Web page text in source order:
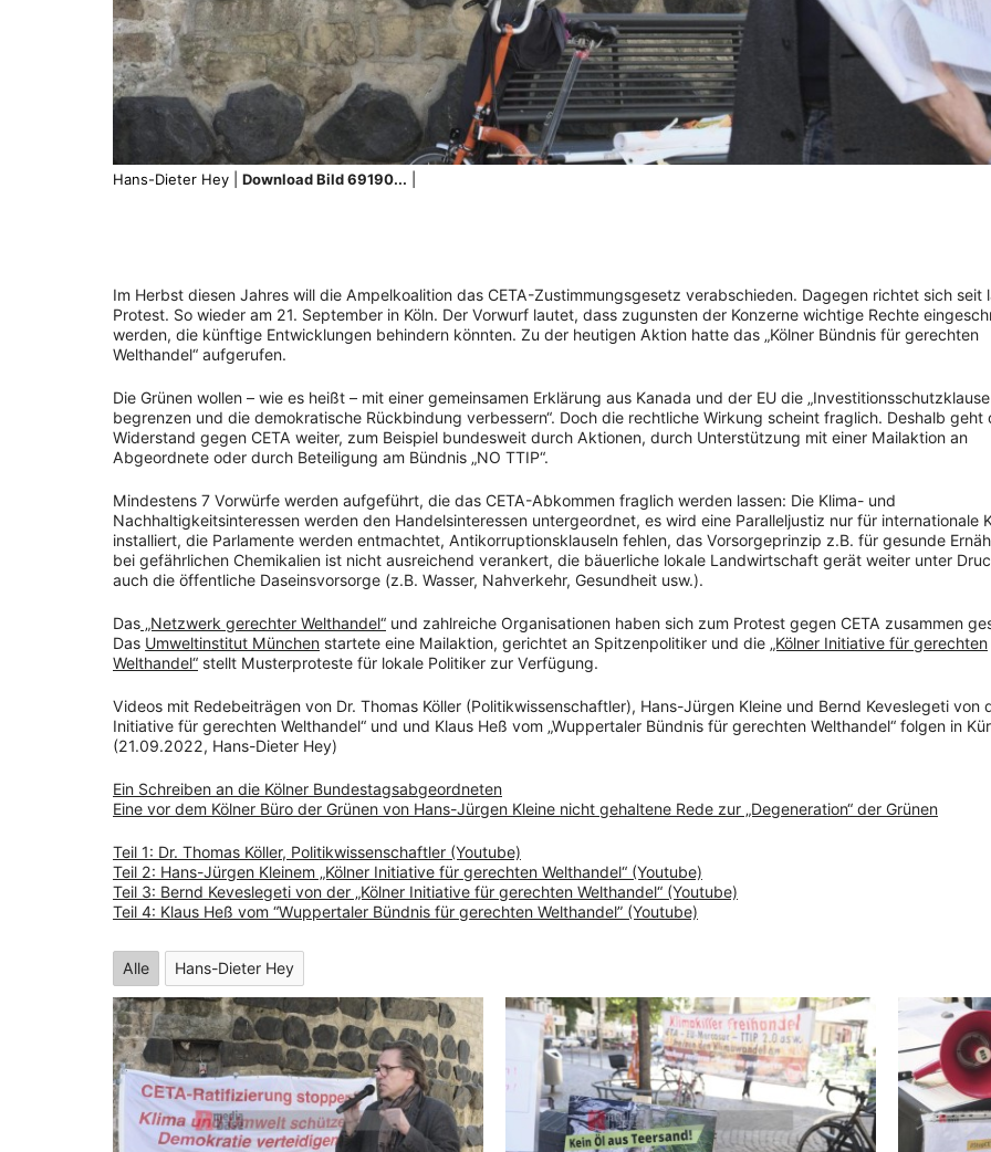
Hans-Dieter Hey | Download Bild 69190...
Im Herbst diesen Jahres will die Ampelkoalition das CETA-Zustimmungsgesetz verabschieden. Dagegen richtet sich seit
Protest. So wieder am 21. September in Köln. Der Vorwurf lautet, dass zugunsten der Konzerne wichtige Rechte
werden, die künftige Entwicklungen behindern könnten. Zu der heutigen Aktion hatte das „Kölner Bündnis für gerechten
Welthandel“ aufgerufen.
Die Grünen wollen – wie es heißt – mit einer gemeinsamen Erklärung aus Kanada und der EU die
begrenzen und die demokratische Rückbindung verbessern“. Doch die rechtliche Wirkung scheint fraglich. Deshalb geht
Widerstand gegen CETA weiter, zum Beispiel bundesweit durch Aktionen, durch Unterstützung mit einer Mailaktion an
Abgeordnete oder durch Beteiligung am Bündnis „NO TTIP“.
Mindestens 7 Vorwürfe werden aufgeführt, die das CETA-Abkommen fraglich werden lassen: Die Klima- und
Nachhaltigkeitsinteressen werden den Handelsinteressen untergeordnet, es wird eine Paralleljustiz nur für internationale
installiert, die Parlamente werden entmachtet, Antikorruptionsklauseln fehlen, das Vorsorgeprinzip z.B. für gesunde
bei gefährlichen Chemikalien ist nicht ausreichend verankert, die bäuerliche lokale Landwirtschaft gerät weiter unter
auch die öffentliche Daseinsvorsorge (z.B. Wasser, Nahverkehr, Gesundheit usw.).
Das „Netzwerk gerechter Welthandel“ und zahlreiche Organisationen haben sich zum Protest gegen CETA zusammen
Das Umweltinstitut München startete eine Mailaktion, gerichtet an Spitzenpolitiker und die „Kölner Initiative für gerechten
Welthandel“ stellt Musterproteste für lokale Politiker zur Verfügung.
Videos mit Redebeiträgen von Dr. Thomas Köller (Politikwissenschaftler), Hans-Jürgen Kleine und Bernd Keveslegeti von
Initiative für gerechten Welthandel“ und und Klaus Heß vom „Wuppertaler Bündnis für gerechten Welthandel“ folgen in
(21.09.2022, Hans-Dieter Hey)
Ein Schreiben an die Kölner Bundestagsabgeordneten
Eine vor dem Kölner Büro der Grünen von Hans-Jürgen Kleine nicht gehaltene Rede zur „Degeneration“ der Grünen
Teil 1: Dr. Thomas Köller, Politikwissenschaftler (Youtube)
Teil 2: Hans-Jürgen Kleinem „Kölner Initiative für gerechten Welthandel“ (Youtube)
Teil 3: Bernd Keveslegeti von der „Kölner Initiative für gerechten Welthandel“ (Youtube)
Teil 4: Klaus Heß vom “Wuppertaler Bündnis für gerechten Welthandel” (Youtube)
Alle Hans-Dieter Hey